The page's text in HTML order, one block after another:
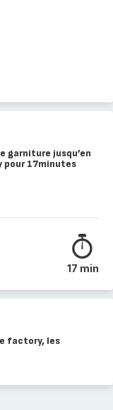
garniture jusqu’en
pour 17minutes
17 min
factory, les